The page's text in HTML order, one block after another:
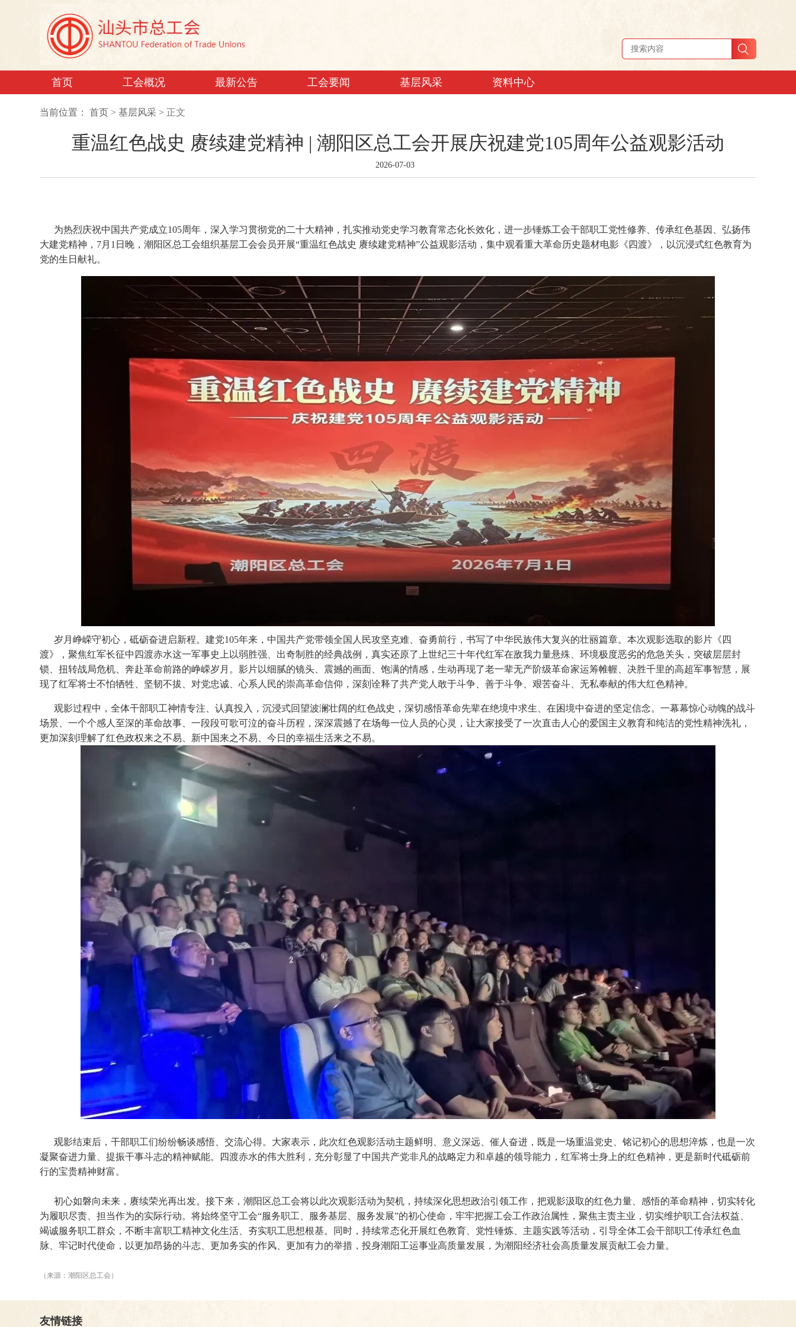
首页 工会概况 最新公告 工会要闻 基层风采 资料中心
当前位置： 首页 > 基层风采 > 正文
重温红色战史 赓续建党精神 | 潮阳区总工会开展庆祝建党105周年公益观影活动
2026-07-03
为热烈庆祝中国共产党成立105周年，深入学习贯彻党的二十大精神，扎实推动党史学习教育常态化长效化，进一步锤炼工会干部职工党性修养、传承红色基因、弘扬伟
大建党精神，7月1日晚，潮阳区总工会组织基层工会会员开展“重温红色战史 赓续建党精神”公益观影活动，集中观看重大革命历史题材电影《四渡》，以沉浸式红色教育为
党的生日献礼。
岁月峥嵘守初心，砥砺奋进启新程。建党105年来，中国共产党带领全国人民攻坚克难、奋勇前行，书写了中华民族伟大复兴的壮丽篇章。本次观影选取的影片《四
渡》，聚焦红军长征中四渡赤水这一军事史上以弱胜强、出奇制胜的经典战例，真实还原了上世纪三十年代红军在敌我力量悬殊、环境极度恶劣的危急关头，突破层层封
锁、扭转战局危机、奔赴革命前路的峥嵘岁月。影片以细腻的镜头、震撼的画面、饱满的情感，生动再现了老一辈无产阶级革命家运筹帷幄、决胜千里的高超军事智慧，展
现了红军将士不怕牺牲、坚韧不拔、对党忠诚、心系人民的崇高革命信仰，深刻诠释了共产党人敢于斗争、善于斗争、艰苦奋斗、无私奉献的伟大红色精神。
观影过程中，全体干部职工神情专注、认真投入，沉浸式回望波澜壮阔的红色战史，深切感悟革命先辈在绝境中求生、在困境中奋进的坚定信念。一幕幕惊心动魄的战斗
场景、一个个感人至深的革命故事、一段段可歌可泣的奋斗历程，深深震撼了在场每一位人员的心灵，让大家接受了一次直击人心的爱国主义教育和纯洁的党性精神洗礼，
更加深刻理解了红色政权来之不易、新中国来之不易、今日的幸福生活来之不易。
观影结束后，干部职工们纷纷畅谈感悟、交流心得。大家表示，此次红色观影活动主题鲜明、意义深远、催人奋进，既是一场重温党史、铭记初心的思想淬炼，也是一次
凝聚奋进力量、提振干事斗志的精神赋能。四渡赤水的伟大胜利，充分彰显了中国共产党非凡的战略定力和卓越的领导能力，红军将士身上的红色精神，更是新时代砥砺前
行的宝贵精神财富。
初心如磐向未来，赓续荣光再出发。接下来，潮阳区总工会将以此次观影活动为契机，持续深化思想政治引领工作，把观影汲取的红色力量、感悟的革命精神，切实转化
为履职尽责、担当作为的实际行动。将始终坚守工会“服务职工、服务基层、服务发展”的初心使命，牢牢把握工会工作政治属性，聚焦主责主业，切实维护职工合法权益、
竭诚服务职工群众，不断丰富职工精神文化生活、夯实职工思想根基。同时，持续常态化开展红色教育、党性锤炼、主题实践等活动，引导全体工会干部职工传承红色血
脉、牢记时代使命，以更加昂扬的斗志、更加务实的作风、更加有力的举措，投身潮阳工运事业高质量发展，为潮阳经济社会高质量发展贡献工会力量。
（来源：潮阳区总工会）
友情链接